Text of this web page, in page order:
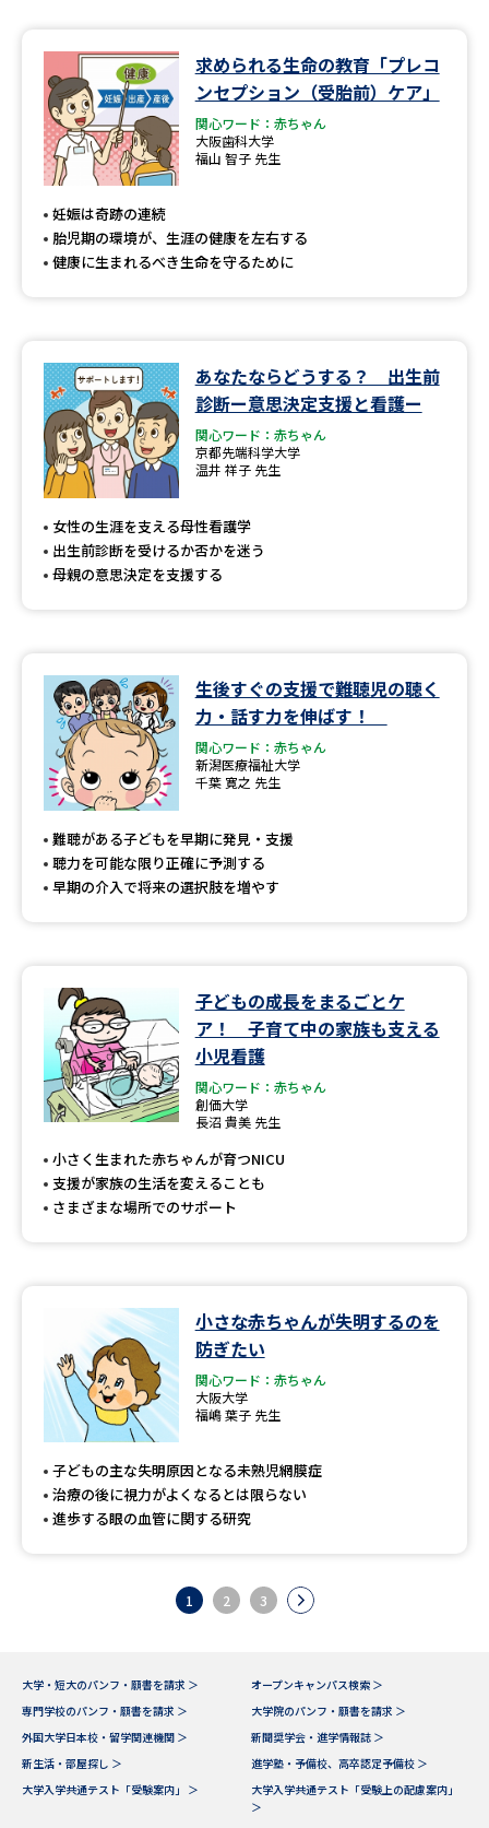
求められる生命の教育「プレコ
ンセプション（受胎前）ケア」
関心ワード：赤ちゃん
大阪歯科大学
福山 智子 先生
妊娠は奇跡の連続
胎児期の環境が、生涯の健康を左右する
健康に生まれるべき生命を守るために
あなたならどうする？ 出生前
診断ー意思決定支援と看護ー
関心ワード：赤ちゃん
京都先端科学大学
温井 祥子 先生
女性の生涯を支える母性看護学
出生前診断を受けるか否かを迷う
母親の意思決定を支援する
生後すぐの支援で難聴児の聴く
力・話す力を伸ばす！
関心ワード：赤ちゃん
新潟医療福祉大学
千葉 寛之 先生
難聴がある子どもを早期に発見・支援
聴力を可能な限り正確に予測する
早期の介入で将来の選択肢を増やす
子どもの成長をまるごとケ
ア！ 子育て中の家族も支える
小児看護
関心ワード：赤ちゃん
創価大学
長沼 貴美 先生
小さく生まれた赤ちゃんが育つNICU
支援が家族の生活を変えることも
さまざまな場所でのサポート
小さな赤ちゃんが失明するのを
防ぎたい
関心ワード：赤ちゃん
大阪大学
福嶋 葉子 先生
子どもの主な失明原因となる未熟児網膜症
治療の後に視力がよくなるとは限らない
進歩する眼の血管に関する研究
1 2 3
大学・短大のパンフ・願書を請求 ＞
オープンキャンパス検索 ＞
専門学校のパンフ・願書を請求 ＞
大学院のパンフ・願書を請求 ＞
外国大学日本校・留学関連機関 ＞
新聞奨学会・進学情報誌 ＞
新生活・部屋探し ＞
進学塾・予備校、高卒認定予備校 ＞
大学入学共通テスト「受験案内」 ＞
大学入学共通テスト「受験上の配慮案内」
＞